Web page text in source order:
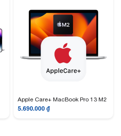
Apple Care+ MacBook Pro 13 M2
5.690.000 ₫